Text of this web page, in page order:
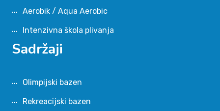
Aerobik / Aqua Aerobic
Intenzivna škola plivanja
Sadržaji
Olimpijski bazen
Rekreacijski bazen